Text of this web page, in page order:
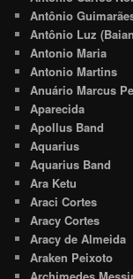
Antônio
Antônio Luz
Antonio Maria
Antonio Martins
Anuário Marcus
Aparecida
Apollus Band
Aquarius
Aquarius Band
Ara Ketu
Araci Cortes
Aracy Cortes
Aracy de Almeida
Araken Peixoto